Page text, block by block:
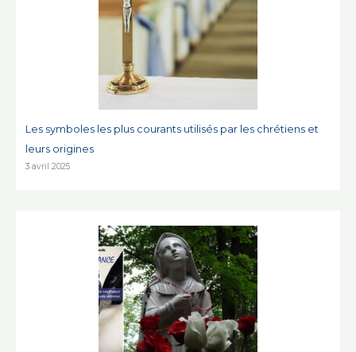
Les symboles les plus courants utilisés par les chrétiens et
leurs origines
3 avril 2025